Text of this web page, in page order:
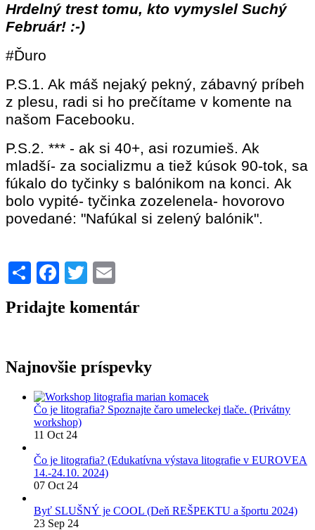
Hrdelný trest tomu, kto vymyslel Suchý
Február! :-)
#Ďuro
P.S.1. Ak máš nejaký pekný, zábavný príbeh
z plesu, radi si ho prečítame v komente na
našom Facebooku.
P.S.2. *** - ak si 40+, asi rozumieš. Ak
mladší- za socializmu a tiež kúsok 90-tok, sa
fúkalo do tyčinky s balónikom na konci. Ak
bolo vypité- tyčinka zozelenela- hovorovo
povedané: "Nafúkal si zelený balónik".
ShareFacebook
Twitter
Pridajte komentár
Najnovšie príspevky
Čo je litografia? Spoznajte čaro umeleckej tlače. (Privátny
workshop)
11 Oct 24
Čo je litografia? (Edukatívna výstava litografie v EUROVEA
14.-24.10. 2024)
07 Oct 24
Byť SLUŠNÝ je COOL (Deň REŠPEKTU a športu 2024)
23 Sep 24